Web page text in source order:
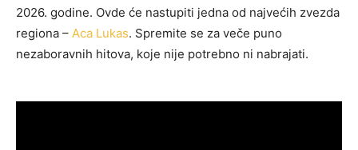
2026. godine. Ovde će nastupiti jedna od najvećih zvezda
regiona – Aca Lukas. Spremite se za veče puno
nezaboravnih hitova, koje nije potrebno ni nabrajati.